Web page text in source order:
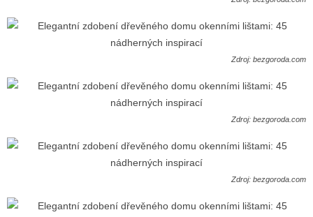
Zdroj: bezgoroda.com
Zdroj: bezgoroda.com
Zdroj: bezgoroda.com